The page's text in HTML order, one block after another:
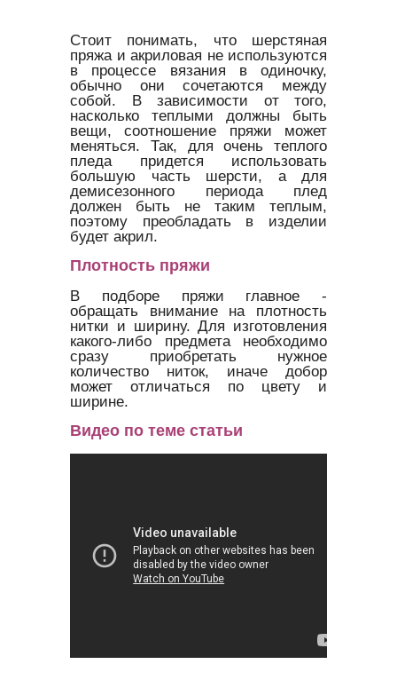
Стоит понимать, что шерстяная
пряжа и акриловая не используются
в процессе вязания в одиночку,
обычно они сочетаются между
собой. В зависимости от того,
насколько теплыми должны быть
вещи, соотношение пряжи может
меняться. Так, для очень теплого
пледа придется использовать
большую часть шерсти, а для
демисезонного периода плед
должен быть не таким теплым,
поэтому преобладать в изделии
будет акрил.
Плотность пряжи
В подборе пряжи главное -
обращать внимание на плотность
нитки и ширину. Для изготовления
какого-либо предмета необходимо
сразу приобретать нужное
количество ниток, иначе добор
может отличаться по цвету и
ширине.
Видео по теме статьи